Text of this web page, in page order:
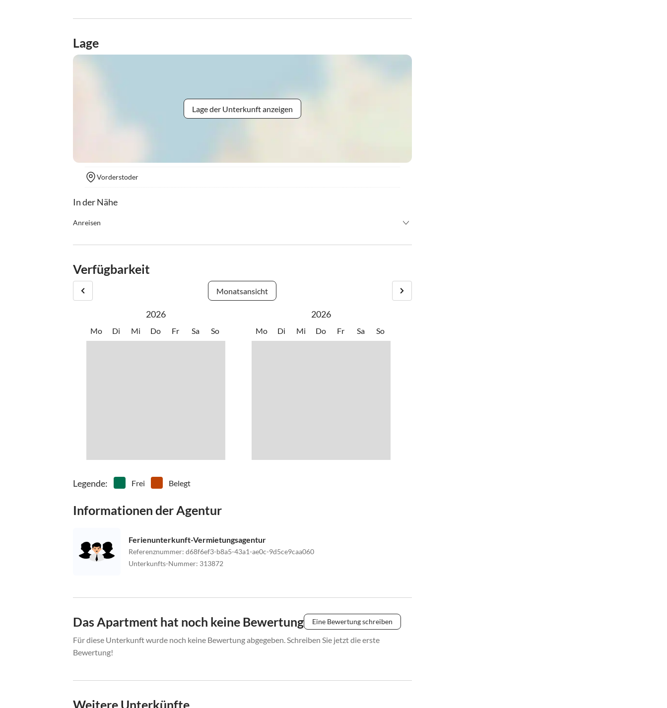
Lage
Lage der Unterkunft anzeigen
Vorderstoder
In der Nähe
Anreisen
finden dort unseren Almgasthof in herrlicher Höhenlage.
Verfügbarkeit
Monatsansicht
2026
Mo Di Mi Do Fr Sa So
2026
Mo Di Mi Do Fr Sa So
Legende: Frei Belegt
Informationen der Agentur
Ferienunterkunft-Vermietungsagentur
Referenznummer: d68f6ef3-b8a5-43a1-ae0c-9d5ce9caa060
Unterkunfts-Nummer: 313872
Das Apartment hat noch keine Bewertung Eine Bewertung schreiben
Für diese Unterkunft wurde noch keine Bewertung abgegeben. Schreiben Sie jetzt die erste
Bewertung!
Weitere Unterkünfte